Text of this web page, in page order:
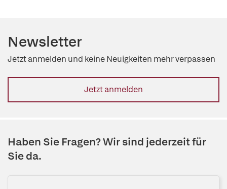
Newsletter
Jetzt anmelden und keine Neuigkeiten mehr verpassen
Jetzt anmelden
Haben Sie Fragen? Wir sind jederzeit für
Sie da.